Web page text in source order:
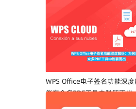
WPS Office电子签名功能深
能在众多PDF工具中脱颖而出